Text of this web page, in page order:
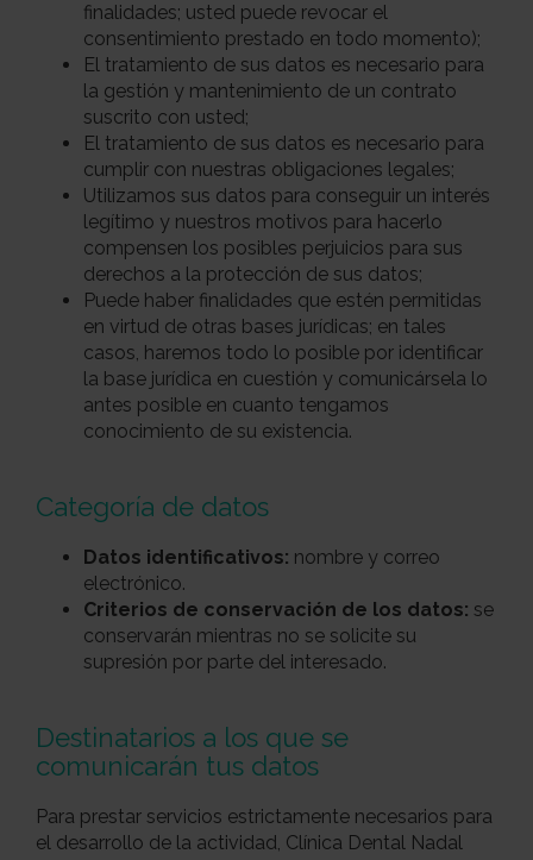
finalidades; usted puede revocar el
consentimiento prestado en todo momento);
El tratamiento de sus datos es necesario para
la gestión y mantenimiento de un contrato
suscrito con usted;
El tratamiento de sus datos es necesario para
cumplir con nuestras obligaciones legales;
Utilizamos sus datos para conseguir un interés
legítimo y nuestros motivos para hacerlo
compensen los posibles perjuicios para sus
derechos a la protección de sus datos;
Puede haber finalidades que estén permitidas
en virtud de otras bases jurídicas; en tales
casos, haremos todo lo posible por identificar
la base jurídica en cuestión y comunicársela lo
antes posible en cuanto tengamos
conocimiento de su existencia.
Categoría de datos
Datos identificativos: nombre y correo
electrónico.
Criterios de conservación de los datos: se
conservarán mientras no se solicite su
supresión por parte del interesado.
Destinatarios a los que se
comunicarán tus datos
Para prestar servicios estrictamente necesarios para
el desarrollo de la actividad, Clínica Dental Nadal